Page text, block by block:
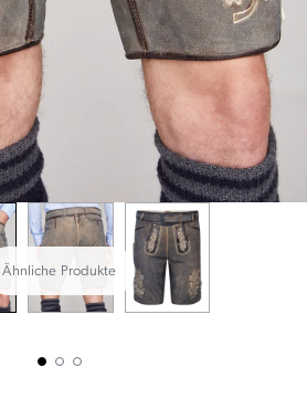
Ähnliche Produkte